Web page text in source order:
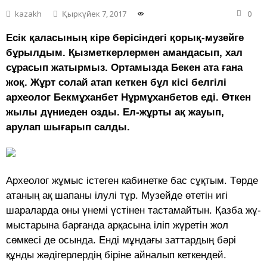
kazakh Қыркүйек 7, 2017 0
Есік қаласының кіре берісіндегі қорық-музейге
бұрылдым. Қызметкерлермен амандасып, хал
сұрасып жатырмыз. Ортамызда Бекен ата ғана
жоқ. Жұрт солай атап кеткен бұл кісі белгілі
археолог Бекмұханбет Нұрмұханбетов еді. Өткен
жылы дүниеден озды. Ел-жұрты ақ жауып,
арулап шығарып салды.
Археолог жұмыс істеген ка­би­нетке бас сұқтым. Төрде
атаның ақ шапаны ілулі тұр. Музейде өтетін игі
шараларда оны үнемі үстінен тастамай­тын. Қазба жұ­
мыс­тарына барғанда арқасына іліп жүретін жол
сөмкесі де осында. Енді мұндағы заттардың бәрі
құнды жәдігерлердің біріне айналып кеткендей.